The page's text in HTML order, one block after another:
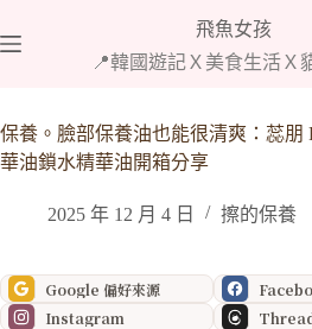
至
內
容
飛魚女孩
📍韓國遊記Ｘ美食生活Ｘ
保養。臉部保養油也能很清爽：蕊朋
華油鎖水精華油開箱分享
2025 年 12 月 4 日 擦的保養
Google 偏好來源
Instagram